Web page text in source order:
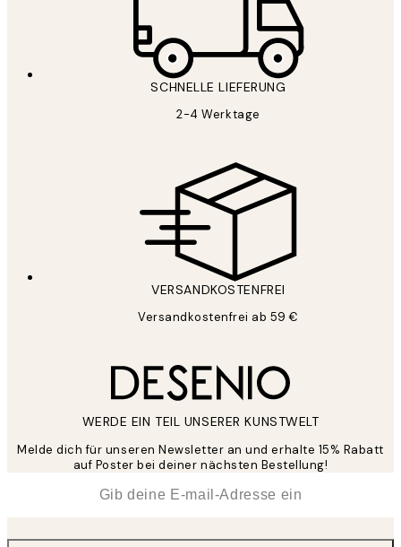
SCHNELLE LIEFERUNG
2-4 Werktage
VERSANDKOSTENFREI
Versandkostenfrei ab 59 €
WERDE EIN TEIL UNSERER KUNSTWELT
Melde dich für unseren Newsletter an und erhalte 15% Rabatt
auf Poster bei deiner nächsten Bestellung!